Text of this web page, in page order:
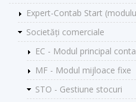
Expert-Contab Start
Societăți comerciale
EC - Modul principal
MF - Modul mijloace fixe
STO - Gestiune stocuri